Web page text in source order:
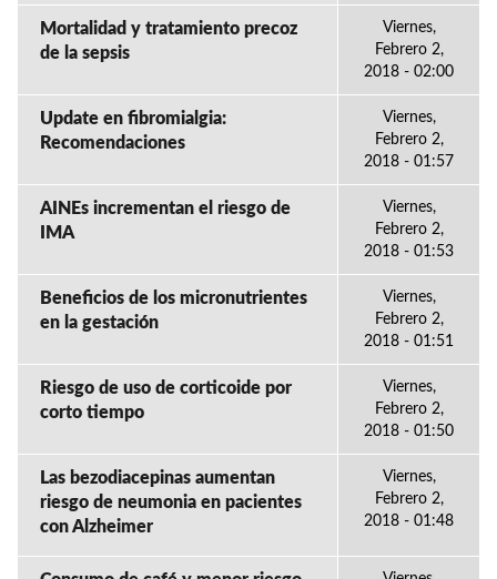
Mortalidad y tratamiento precoz
de la sepsis
Viernes,
Febrero 2,
2018 - 02:00
Update en fibromialgia:
Recomendaciones
Viernes,
Febrero 2,
2018 - 01:57
AINEs incrementan el riesgo de
IMA
Viernes,
Febrero 2,
2018 - 01:53
Beneficios de los micronutrientes
en la gestación
Viernes,
Febrero 2,
2018 - 01:51
Riesgo de uso de corticoide por
corto tiempo
Viernes,
Febrero 2,
2018 - 01:50
Las bezodiacepinas aumentan
riesgo de neumonia en pacientes
con Alzheimer
Viernes,
Febrero 2,
2018 - 01:48